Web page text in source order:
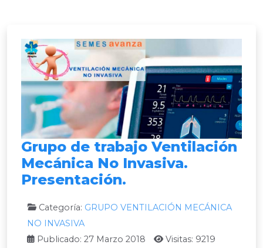
Grupo de trabajo Ventilación
Mecánica No Invasiva.
Presentación.
Categoría: GRUPO VENTILACIÓN MECÁNICA
NO INVASIVA
Publicado: 27 Marzo 2018
Visitas: 9219